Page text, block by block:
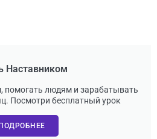
Наставником
помогать людям и зарабатывать
Посмотри бесплатный урок
ПОДРОБНЕЕ